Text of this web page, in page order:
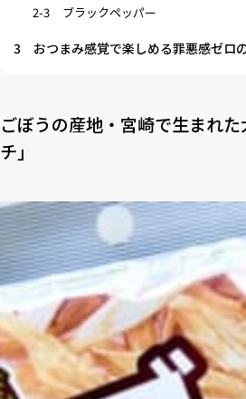
2-3
ブラックペッパー
3 おつまみ感覚で楽しめる罪悪感ゼロ
ごぼうの産地・宮崎で生まれ
チ」